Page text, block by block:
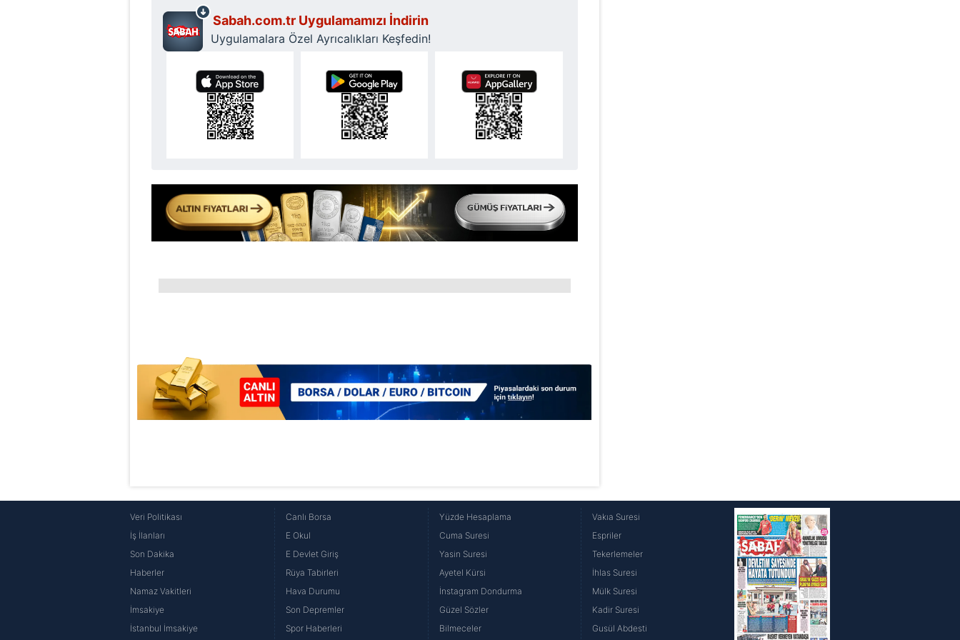
mevzuata uygun olarak kullanılan çerezlerle ilgili bilgi almak için lütfen
Sabah.com.tr Uygulamamızı İndirin
Uygulamalara Özel Ayrıcalıkları Keşfedin!
Veri Politikası
İş İlanları
Son Dakika
Haberler
Namaz Vakitleri
İmsakiye
İstanbul İmsakiye
Canlı Borsa
E Okul
E Devlet Giriş
Rüya Tabirleri
Hava Durumu
Son Depremler
Spor Haberleri
Yüzde Hesaplama
Cuma Suresi
Yasin Suresi
Ayetel Kürsi
İnstagram Dondurma
Güzel Sözler
Bilmeceler
Vakıa Suresi
Espriler
Tekerlemeler
İhlas Suresi
Mülk Suresi
Kadir Suresi
Gusül Abdesti